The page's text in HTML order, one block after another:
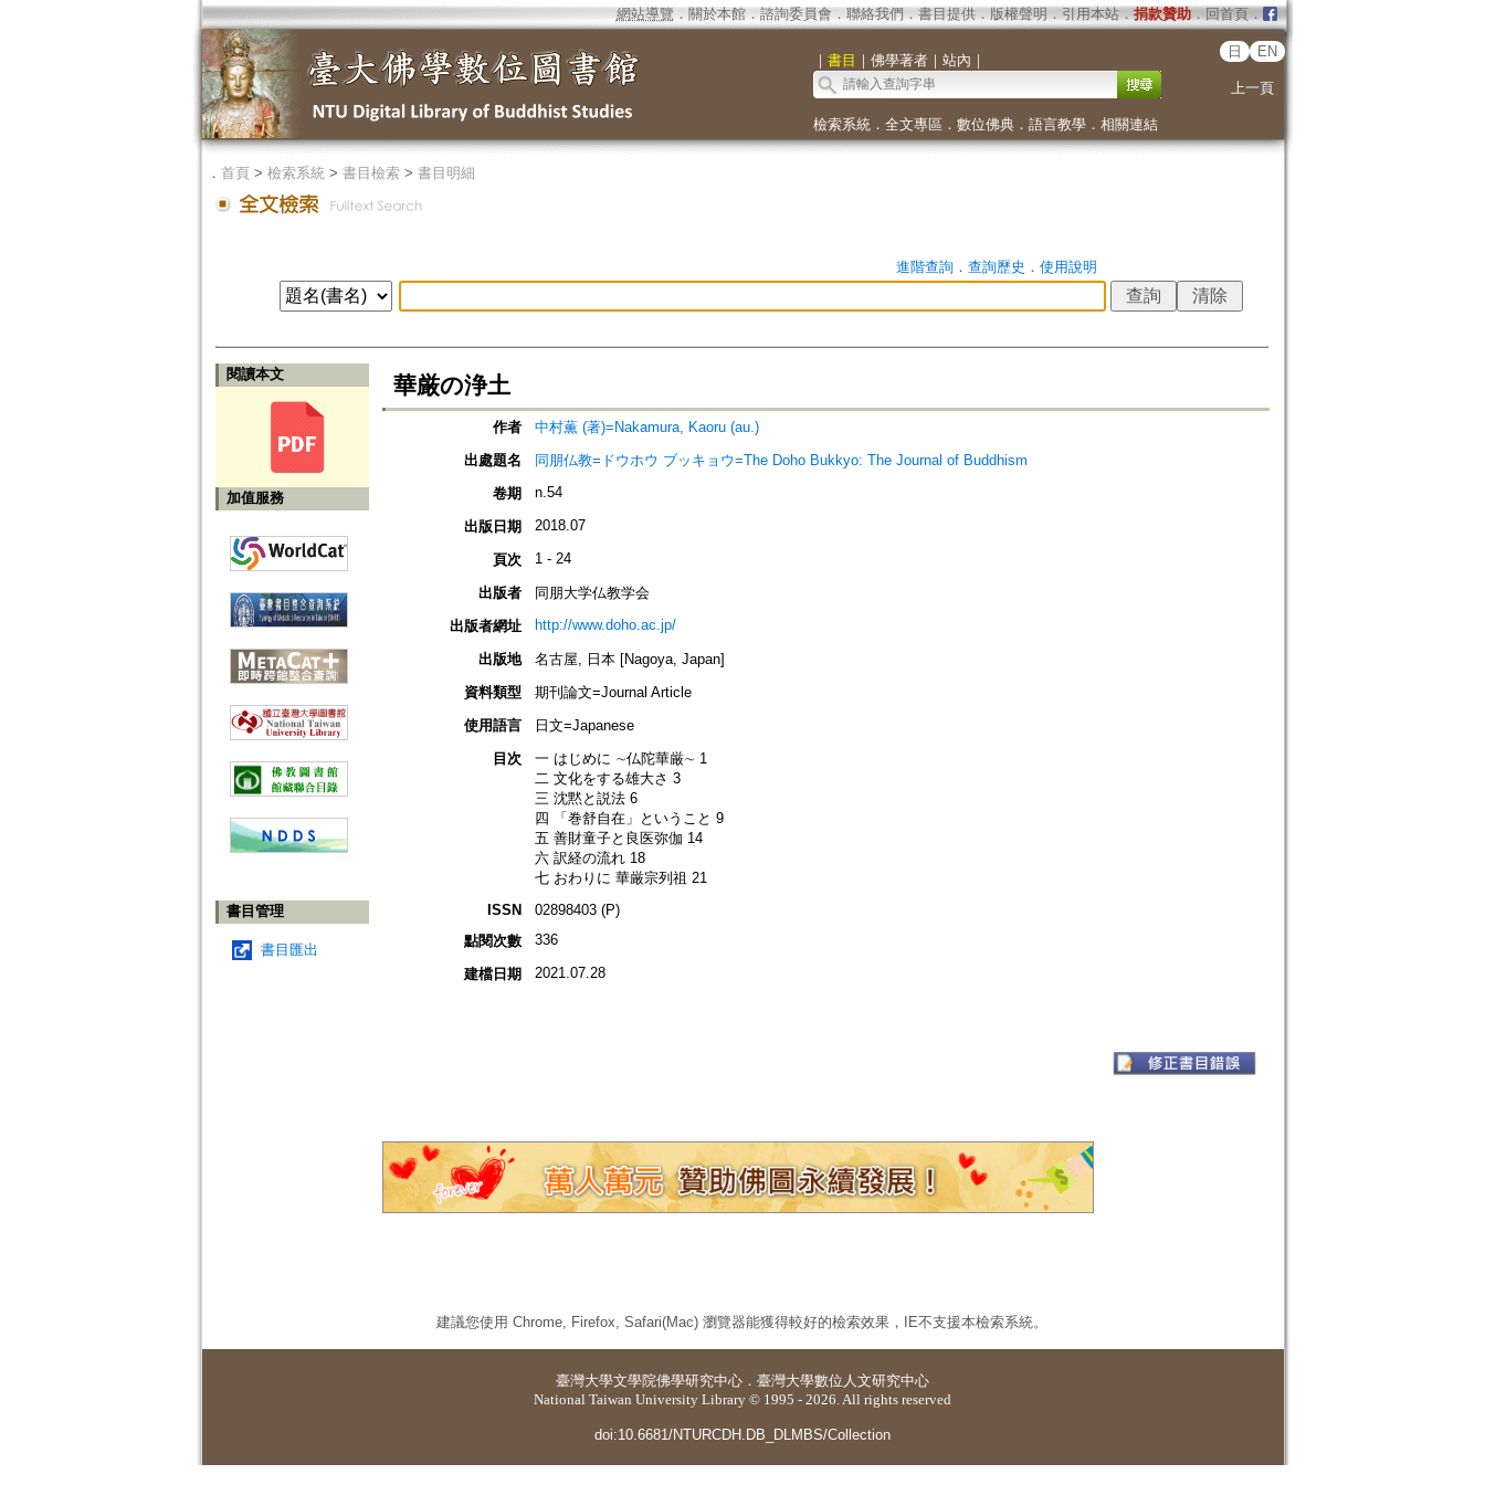
網站導覽 ． 關於本館． 諮詢委員會． 聯絡我們 ． 書目提供． 版權聲明 ． 引用本站． 捐款贊助．回首頁．
｜ 書目 ｜ 佛學著者｜ 站內 ｜
日 EN
上一頁
檢索系統． 全文專區 ． 數位佛典． 語言教學． 相關連結
． 首頁> 檢索系統> 書目檢索> 書目明細
進階查詢． 查詢歷史 ． 使用說明
閱讀本文
加值服務
書目管理
書目匯出
華厳の浄土
作者
中村薫 (著)=Nakamura, Kaoru (au.)
出處題名
同朋仏教=ドウホウ ブッキョウ=The Doho Bukkyo: The Journal of Buddhism
卷期
n.54
出版日期 2018.07
頁次 1 - 24
出版者
同朋大学仏教学会
出版者網址
http://www.doho.ac.jp/
出版地
名古屋, 日本 [Nagoya, Japan]
資料類型
期刊論文=Journal Article
使用語言
日文=Japanese
目次
一 はじめに ∼仏陀華厳∼ 1
二 文化をする雄大さ 3
三 沈黙と説法 6
四 「巻舒自在」ということ 9
五 善財童子と良医弥伽 14
六 訳経の流れ 18
七 おわりに 華厳宗列祖 21
ISSN
02898403 (P)
點閱次數
336
建檔日期 2021.07.28
建議您使用 Chrome, Firefox, Safari(Mac) 瀏覽器能獲得較好的檢索效果，IE不支援本檢索系統。
臺灣大學文學院佛學研究中心 ． 臺灣大學數位人文研究中心
National Taiwan University Library © 1995 - 2026. All rights reserved
doi:10.6681/NTURCDH.DB_DLMBS/Collection